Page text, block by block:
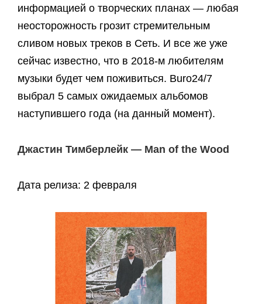
информацией о творческих планах — любая
неосторожность грозит стремительным
сливом новых треков в Сеть. И все же уже
сейчас известно, что в 2018-м любителям
музыки будет чем поживиться. Buro24/7
выбрал 5 самых ожидаемых альбомов
наступившего года (на данный момент).
Джастин Тимберлейк — Man of the Wood
Дата релиза: 2 февраля